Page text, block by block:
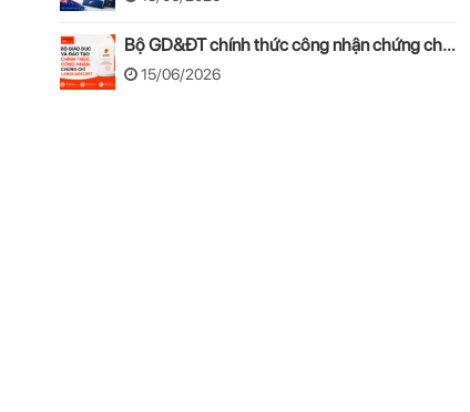
Bộ GD&ĐT chính thức công nhận chứng chỉ
LANGUAGECERT tương đương Khung năng
lực ngoại ngữ 6 bậc Việt Nam
15/06/2026